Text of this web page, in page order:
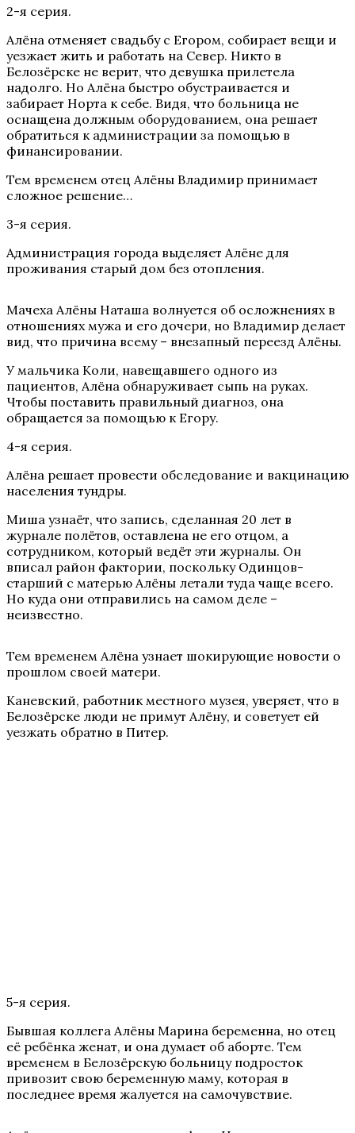
2-я серия.
Алёна отменяет свадьбу с Егором, собирает вещи и
уезжает жить и работать на Север. Никто в
Белозёрске не верит, что девушка прилетела
надолго. Но Алёна быстро обустраивается и
забирает Норта к себе. Видя, что больница не
оснащена должным оборудованием, она решает
обратиться к администрации за помощью в
финансировании.
Тем временем отец Алёны Владимир принимает
сложное решение…
3-я серия.
Администрация города выделяет Алёне для
проживания старый дом без отопления.
Мачеха Алёны Наташа волнуется об осложнениях в
отношениях мужа и его дочери, но Владимир делает
вид, что причина всему – внезапный переезд Алёны.
У мальчика Коли, навещавшего одного из
пациентов, Алёна обнаруживает сыпь на руках.
Чтобы поставить правильный диагноз, она
обращается за помощью к Егору.
4-я серия.
Алёна решает провести обследование и вакцинацию
населения тундры.
Миша узнаёт, что запись, сделанная 20 лет в
журнале полётов, оставлена не его отцом, а
сотрудником, который ведёт эти журналы. Он
вписал район фактории, поскольку Одинцов-
старший с матерью Алёны летали туда чаще всего.
Но куда они отправились на самом деле –
неизвестно.
Тем временем Алёна узнает шокирующие новости о
прошлом своей матери.
Каневский, работник местного музея, уверяет, что в
Белозёрске люди не примут Алёну, и советует ей
уезжать обратно в Питер.
5-я серия.
Бывшая коллега Алёны Марина беременна, но отец
её ребёнка женат, и она думает об аборте. Тем
временем в Белозёрскую больницу подросток
привозит свою беременную маму, которая в
последнее время жалуется на самочувствие.